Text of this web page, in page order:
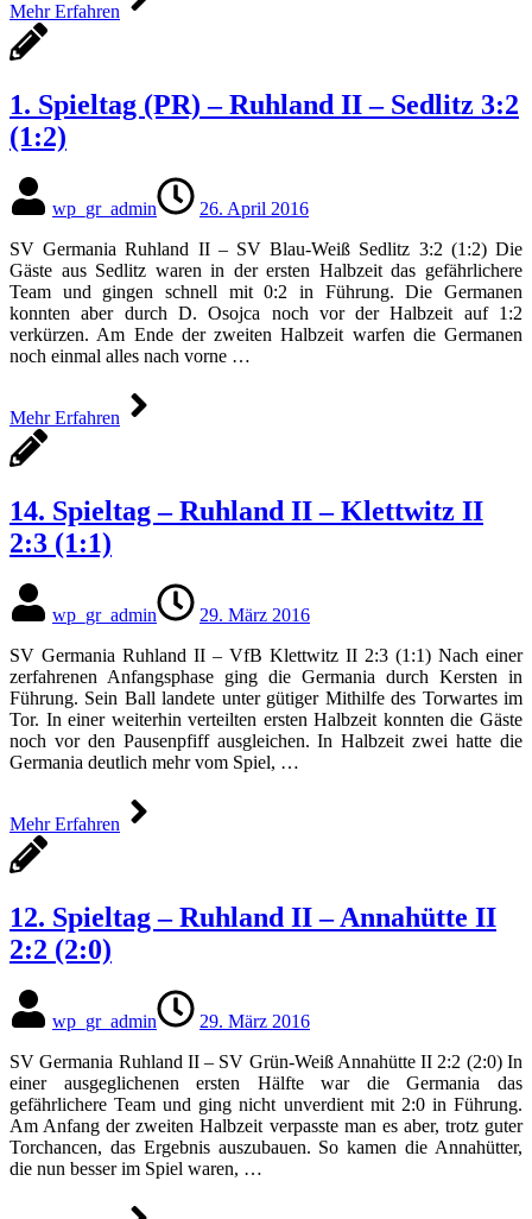
Mehr Erfahren
1. Spieltag (PR) – Ruhland II – Sedlitz 3:2
(1:2)
wp_gr_admin
26. April 2016
SV Germania Ruhland II – SV Blau-Weiß Sedlitz 3:2 (1:2) Die
Gäste aus Sedlitz waren in der ersten Halbzeit das gefährlichere
Team und gingen schnell mit 0:2 in Führung. Die Germanen
konnten aber durch D. Osojca noch vor der Halbzeit auf 1:2
verkürzen. Am Ende der zweiten Halbzeit warfen die Germanen
noch einmal alles nach vorne …
Mehr Erfahren
14. Spieltag – Ruhland II – Klettwitz II
2:3 (1:1)
wp_gr_admin
29. März 2016
SV Germania Ruhland II – VfB Klettwitz II 2:3 (1:1) Nach einer
zerfahrenen Anfangsphase ging die Germania durch Kersten in
Führung. Sein Ball landete unter gütiger Mithilfe des Torwartes im
Tor. In einer weiterhin verteilten ersten Halbzeit konnten die Gäste
noch vor den Pausenpfiff ausgleichen. In Halbzeit zwei hatte die
Germania deutlich mehr vom Spiel, …
Mehr Erfahren
12. Spieltag – Ruhland II – Annahütte II
2:2 (2:0)
wp_gr_admin
29. März 2016
SV Germania Ruhland II – SV Grün-Weiß Annahütte II 2:2 (2:0) In
einer ausgeglichenen ersten Hälfte war die Germania das
gefährlichere Team und ging nicht unverdient mit 2:0 in Führung.
Am Anfang der zweiten Halbzeit verpasste man es aber, trotz guter
Torchancen, das Ergebnis auszubauen. So kamen die Annahütter,
die nun besser im Spiel waren, …